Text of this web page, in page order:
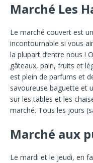
Marché Les
Le marché couvert est
incontournable si vous
la plupart d’entre nous !
gâteaux, pain, fruits et
est plein de parfums et
savoureuse baguette et
sur les tables et les
marché. Tous les jours
Marché aux
Le mardi et le jeudi, en